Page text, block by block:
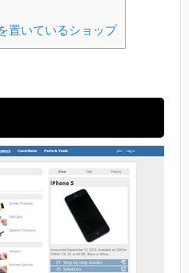
置いているショップ